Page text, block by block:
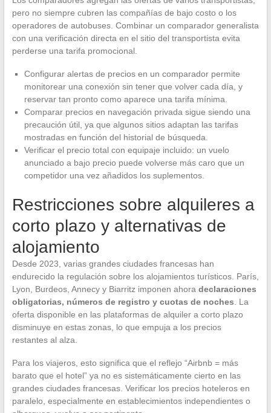
pero no siempre cubren las compañías de bajo costo o los
operadores de autobuses. Combinar un comparador generalista
con una verificación directa en el sitio del transportista evita
perderse una tarifa promocional.
Configurar alertas de precios en un comparador permite
monitorear una conexión sin tener que volver cada día, y
reservar tan pronto como aparece una tarifa mínima.
Comparar precios en navegación privada sigue siendo una
precaución útil, ya que algunos sitios adaptan las tarifas
mostradas en función del historial de búsqueda.
Verificar el precio total con equipaje incluido: un vuelo
anunciado a bajo precio puede volverse más caro que un
competidor una vez añadidos los suplementos.
Restricciones sobre alquileres a
corto plazo y alternativas de
alojamiento
Desde 2023, varias grandes ciudades francesas han
endurecido la regulación sobre los alojamientos turísticos. París,
Lyon, Burdeos, Annecy y Biarritz imponen ahora declaraciones
obligatorias, números de registro y cuotas de noches. La
oferta disponible en las plataformas de alquiler a corto plazo
disminuye en estas zonas, lo que empuja a los precios
restantes al alza.
Para los viajeros, esto significa que el reflejo “Airbnb = más
barato que el hotel” ya no es sistemáticamente cierto en las
grandes ciudades francesas. Verificar los precios hoteleros en
paralelo, especialmente en establecimientos independientes o